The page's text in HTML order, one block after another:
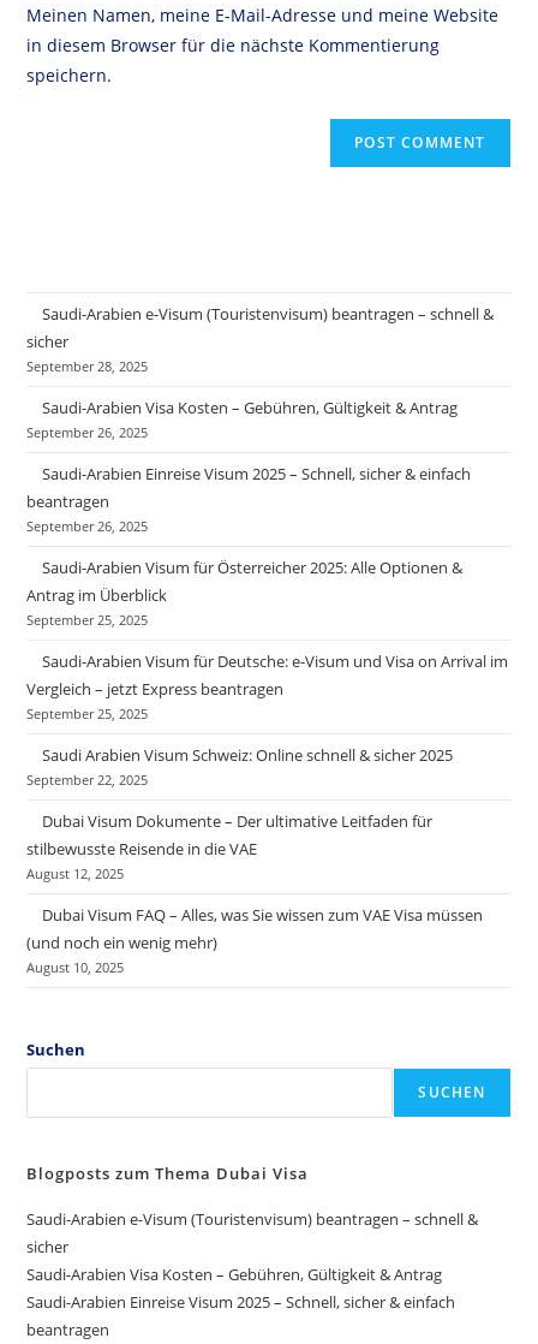
Meinen Namen, meine E-Mail-Adresse und meine Website
in diesem Browser für die nächste Kommentierung
speichern.
Saudi-Arabien e-Visum (Touristenvisum) beantragen – schnell &
sicher
September 28, 2025
Saudi-Arabien Visa Kosten – Gebühren, Gültigkeit & Antrag
September 26, 2025
Saudi-Arabien Einreise Visum 2025 – Schnell, sicher & einfach
beantragen
September 26, 2025
Saudi-Arabien Visum für Österreicher 2025: Alle Optionen &
Antrag im Überblick
September 25, 2025
Saudi-Arabien Visum für Deutsche: e-Visum und Visa on Arrival im
Vergleich – jetzt Express beantragen
September 25, 2025
Saudi Arabien Visum Schweiz: Online schnell & sicher 2025
September 22, 2025
Dubai Visum Dokumente – Der ultimative Leitfaden für
stilbewusste Reisende in die VAE
August 12, 2025
Dubai Visum FAQ – Alles, was Sie wissen zum VAE Visa müssen
(und noch ein wenig mehr)
August 10, 2025
Suchen
SUCHEN
Blogposts zum Thema Dubai Visa
Saudi-Arabien e-Visum (Touristenvisum) beantragen – schnell &
sicher
Saudi-Arabien Visa Kosten – Gebühren, Gültigkeit & Antrag
Saudi-Arabien Einreise Visum 2025 – Schnell, sicher & einfach
beantragen